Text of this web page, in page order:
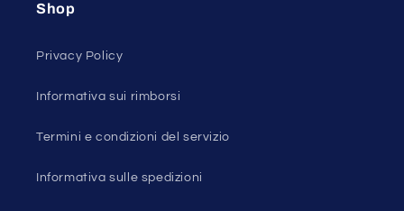
Shop
Privacy Policy
Informativa sui rimborsi
Termini e condizioni del servizio
Informativa sulle spedizioni